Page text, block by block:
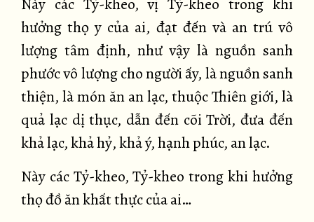
Này các Tỷ-kheo, vị Tỷ-kheo trong khi
hưởng thọ y của ai, đạt đến và an trú vô
lượng tâm định, như vậy là nguồn sanh
phước vô lượng cho người ấy, là nguồn sanh
thiện, là món ăn an lạc, thuộc Thiên giới, là
quả lạc dị thục, dẫn đến cõi Trời, đưa đến
khả lạc, khả hỷ, khả ý, hạnh phúc, an lạc.
Này các Tỷ-kheo, Tỷ-kheo trong khi hưởng
thọ đồ ăn khất thực của ai…